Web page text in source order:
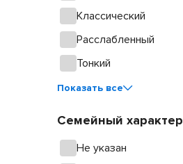
Классический
Расслабленный
Тонкий
Показать все
Семейный характер
Не указан